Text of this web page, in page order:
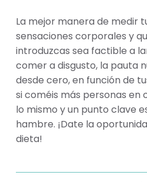
La mejor manera de medir
sensaciones corporales y
introduzcas sea factible a
comer a disgusto, la pauta
desde cero, en función de
si coméis más personas en
lo mismo y un punto clave
hambre. ¡Date la
dieta!